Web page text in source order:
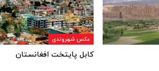
عکس شهروندی
کابل پایتخت افغانستان